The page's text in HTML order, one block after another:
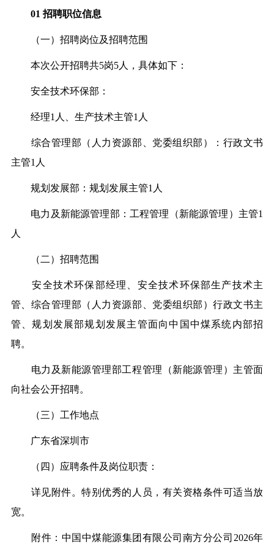
01 招聘职位信息
（一）招聘岗位及招聘范围
本次公开招聘共5岗5人，具体如下：
安全技术环保部：
经理1人、生产技术主管1人
综合管理部（人力资源部、党委组织部）：行政文书
主管1人
规划发展部：规划发展主管1人
电力及新能源管理部：工程管理（新能源管理）主管1
人
（二）招聘范围
安全技术环保部经理、安全技术环保部生产技术主
管、综合管理部（人力资源部、党委组织部）行政文书主
管、规划发展部规划发展主管面向中国中煤系统内部招
聘。
电力及新能源管理部工程管理（新能源管理）主管面
向社会公开招聘。
（三）工作地点
广东省深圳市
（四）应聘条件及岗位职责：
详见附件。特别优秀的人员，有关资格条件可适当放
宽。
附件：中国中煤能源集团有限公司南方分公司2026年